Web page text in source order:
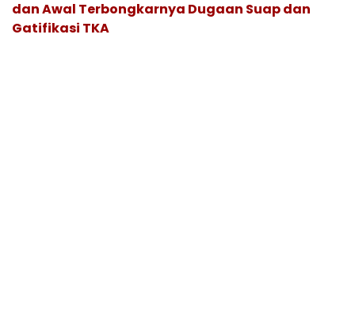
dan Awal Terbongkarnya Dugaan Suap dan
Gatifikasi TKA